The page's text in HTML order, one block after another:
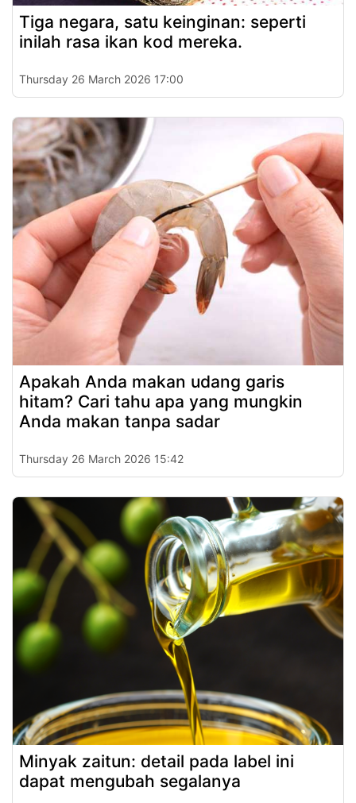
Tiga negara, satu keinginan: seperti
inilah rasa ikan kod mereka.
Thursday 26 March 2026 17:00
Apakah Anda makan udang garis
hitam? Cari tahu apa yang mungkin
Anda makan tanpa sadar
Thursday 26 March 2026 15:42
Minyak zaitun: detail pada label ini
dapat mengubah segalanya